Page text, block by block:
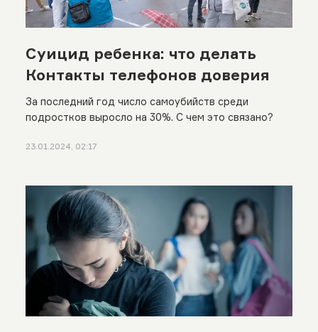
Суицид ребенка: что делать
Контакты телефонов доверия
За последний год число самоубийств среди
подростков выросло на 30%. С чем это связано?
23.01.2024, 02:17